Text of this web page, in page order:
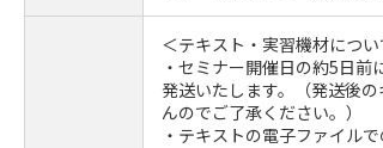
＜テキスト・実習機材につい
・セミナー開催日の約5日
発送いたします。（発送後
んのでご了承ください。）
・テキストの電子ファイル